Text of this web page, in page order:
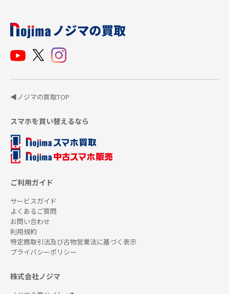
◀ノジマの買取TOP
スマホを買い替えるなら
ご利用ガイド
サービスガイド
よくあるご質問
お問い合わせ
利用規約
特定商取引法及び古物営業法に基づく表示
プライバシーポリシー
株式会社ノジマ